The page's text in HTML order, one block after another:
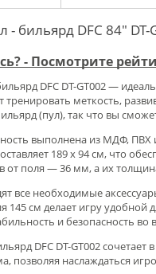
- бильярд DFC 84"
- Посмотрите
DFC DT-GT002 —
тренировать меткость,
(пул), так что вы
выполнена из МДФ, ПВХ
189 х 94 см, что
от поля — 36 мм, а их
все необходимые
145 см делает игру удобной
и безопасность
DFC DT-GT002
позволяя наслаждаться